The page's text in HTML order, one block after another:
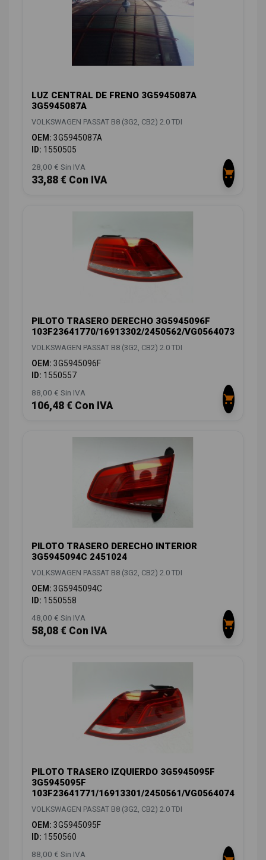
LUZ CENTRAL DE FRENO 3G5945087A
3G5945087A
VOLKSWAGEN PASSAT B8 (3G2, CB2) 2.0 TDI
OEM: 3G5945087A
ID: 1550505
28,00 € Sin IVA
33,88 € Con IVA
PILOTO TRASERO DERECHO 3G5945096F
103F23641770/16913302/2450562/VG0564073
VOLKSWAGEN PASSAT B8 (3G2, CB2) 2.0 TDI
OEM: 3G5945096F
ID: 1550557
88,00 € Sin IVA
106,48 € Con IVA
PILOTO TRASERO DERECHO INTERIOR
3G5945094C 2451024
VOLKSWAGEN PASSAT B8 (3G2, CB2) 2.0 TDI
OEM: 3G5945094C
ID: 1550558
48,00 € Sin IVA
58,08 € Con IVA
PILOTO TRASERO IZQUIERDO 3G5945095F
3G5945095F
103F23641771/16913301/2450561/VG0564074
VOLKSWAGEN PASSAT B8 (3G2, CB2) 2.0 TDI
OEM: 3G5945095F
ID: 1550560
88,00 € Sin IVA